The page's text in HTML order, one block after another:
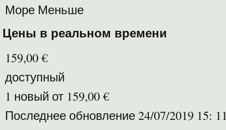
Море Меньше
Цены в реальном времени
159,00 €
доступный
1 новый от 159,00 €
Последнее обновление 24/07/2019 15: